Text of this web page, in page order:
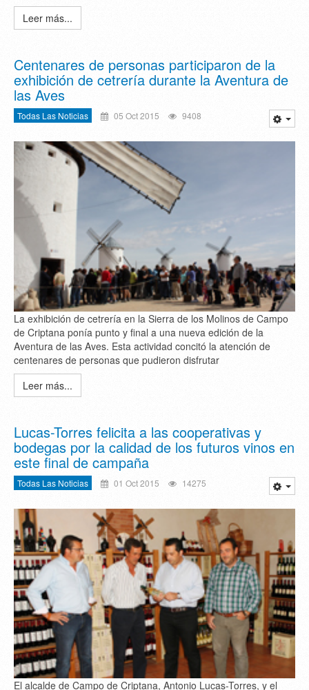
Leer más...
Centenares de personas participaron de la
exhibición de cetrería durante la Aventura de
las Aves
Todas Las Noticias 05 Oct 2015 9408
La exhibición de cetrería en la Sierra de los Molinos de Campo
de Criptana ponía punto y final a una nueva edición de la
Aventura de las Aves. Esta actividad concitó la atención de
centenares de personas que pudieron disfrutar
Leer más...
Lucas-Torres felicita a las cooperativas y
bodegas por la calidad de los futuros vinos en
este final de campaña
Todas Las Noticias 01 Oct 2015 14275
El alcalde de Campo de Criptana, Antonio Lucas-Torres, y el